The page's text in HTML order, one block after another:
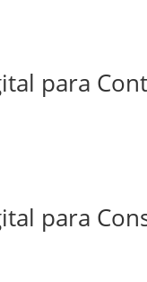
para
para